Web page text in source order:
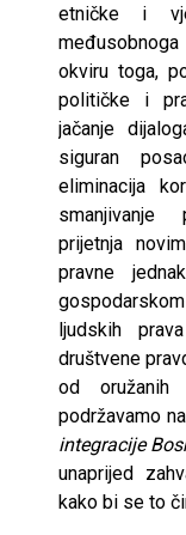
etničke i
okviru toga,
političke i
jačanje
siguran
eliminacija
smanjivanje
prijetnja
pravne
ljudskih
društvene
od
podržavamo
integracije
unaprijed
kako bi se to